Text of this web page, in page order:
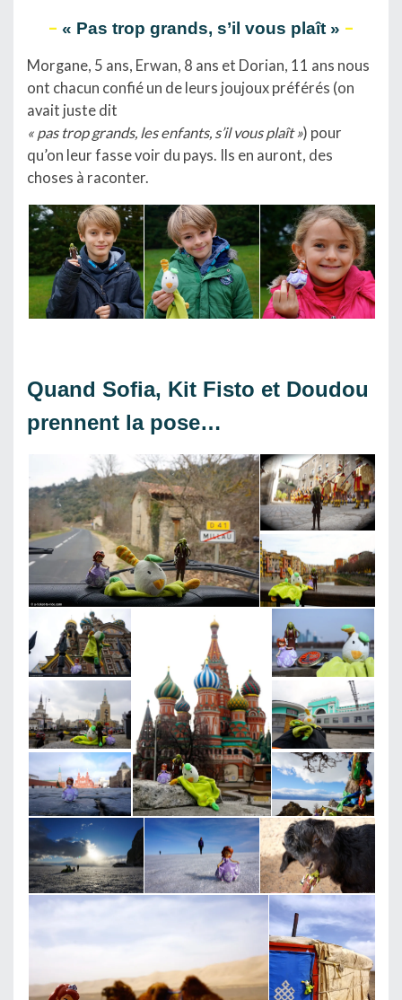
– « Pas trop grands, s’il vous plaît » –
Morgane, 5 ans, Erwan, 8 ans et Dorian, 11 ans nous
ont chacun confié un de leurs joujoux préférés (on
avait juste dit
« pas trop grands, les enfants, s’il vous plaît ») pour
qu’on leur fasse voir du pays. Ils en auront, des
choses à raconter.
Quand Sofia, Kit Fisto et Doudou
prennent la pose…